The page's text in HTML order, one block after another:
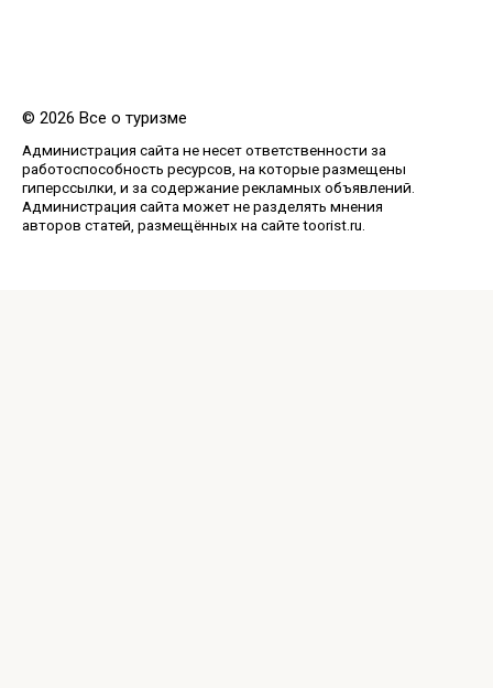
© 2026 Все о туризме
Администрация сайта не несет ответственности за
работоспособность ресурсов, на которые размещены
гиперссылки, и за содержание рекламных объявлений.
Администрация сайта может не разделять мнения
авторов статей, размещённых на сайте toorist.ru.